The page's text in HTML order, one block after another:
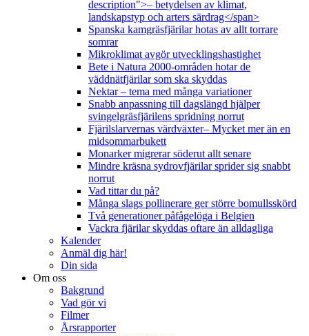
description">– betydelsen av klimat,
landskapstyp och arters särdrag</span>
Spanska kamgräsfjärilar hotas av allt torrare
somrar
Mikroklimat avgör utvecklingshastighet
Bete i Natura 2000-områden hotar de
väddnätfjärilar som ska skyddas
Nektar – tema med många variationer
Snabb anpassning till dagslängd hjälper
svingelgräsfjärilens spridning norrut
Fjärilslarvernas värdväxter– Mycket mer än en
midsommarbukett
Monarker migrerar söderut allt senare
Mindre kräsna sydrovfjärilar sprider sig snabbt
norrut
Vad tittar du på?
Många slags pollinerare ger större bomullsskörd
Två generationer påfågelöga i Belgien
Vackra fjärilar skyddas oftare än alldagliga
Kalender
Anmäl dig här!
Din sida
Om oss
Bakgrund
Vad gör vi
Filmer
Årsrapporter